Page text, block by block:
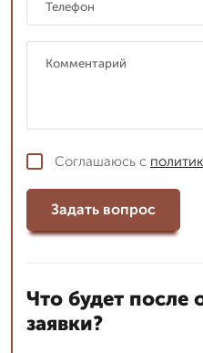
Соглашаюсь с
Задать вопрос
Что будет после
заявки?